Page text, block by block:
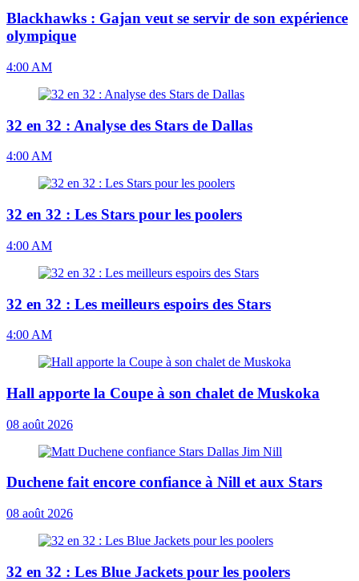
Blackhawks : Gajan veut se servir de son expérience
olympique
4:00 AM
32 en 32 : Analyse des Stars de Dallas
4:00 AM
32 en 32 : Les Stars pour les poolers
4:00 AM
32 en 32 : Les meilleurs espoirs des Stars
4:00 AM
Hall apporte la Coupe à son chalet de Muskoka
08 août 2026
Duchene fait encore confiance à Nill et aux Stars
08 août 2026
32 en 32 : Les Blue Jackets pour les poolers